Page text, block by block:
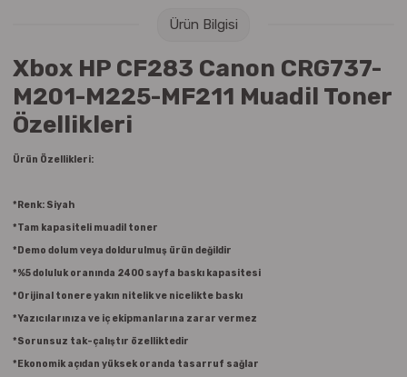
Sümen Takımları
Daksiller
Kaşe Gereçleri
Yapıştırıcılar
Akrilik Boyalar
Beslenme Çantaları
Guaj Boyaları
Kuru Boyalar
Mum Boyalar
Ürün Bilgisi
Xbox HP CF283 Canon CRG737-
M201-M225-MF211 Muadil Toner
Özellikleri
Ürün Özellikleri:
*Renk: Siyah
*Tam kapasiteli muadil toner
*Demo dolum veya doldurulmuş ürün değildir
*%5 doluluk oranında 2400 sayfa baskı kapasitesi
*Orijinal tonere yakın nitelik ve nicelikte baskı
*Yazıcılarınıza ve iç ekipmanlarına zarar vermez
*Sorunsuz tak-çalıştır özelliktedir
*Ekonomik açıdan yüksek oranda tasarruf sağlar